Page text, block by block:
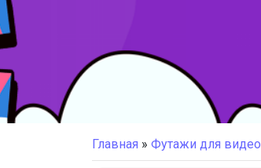
Главная » Футажи для